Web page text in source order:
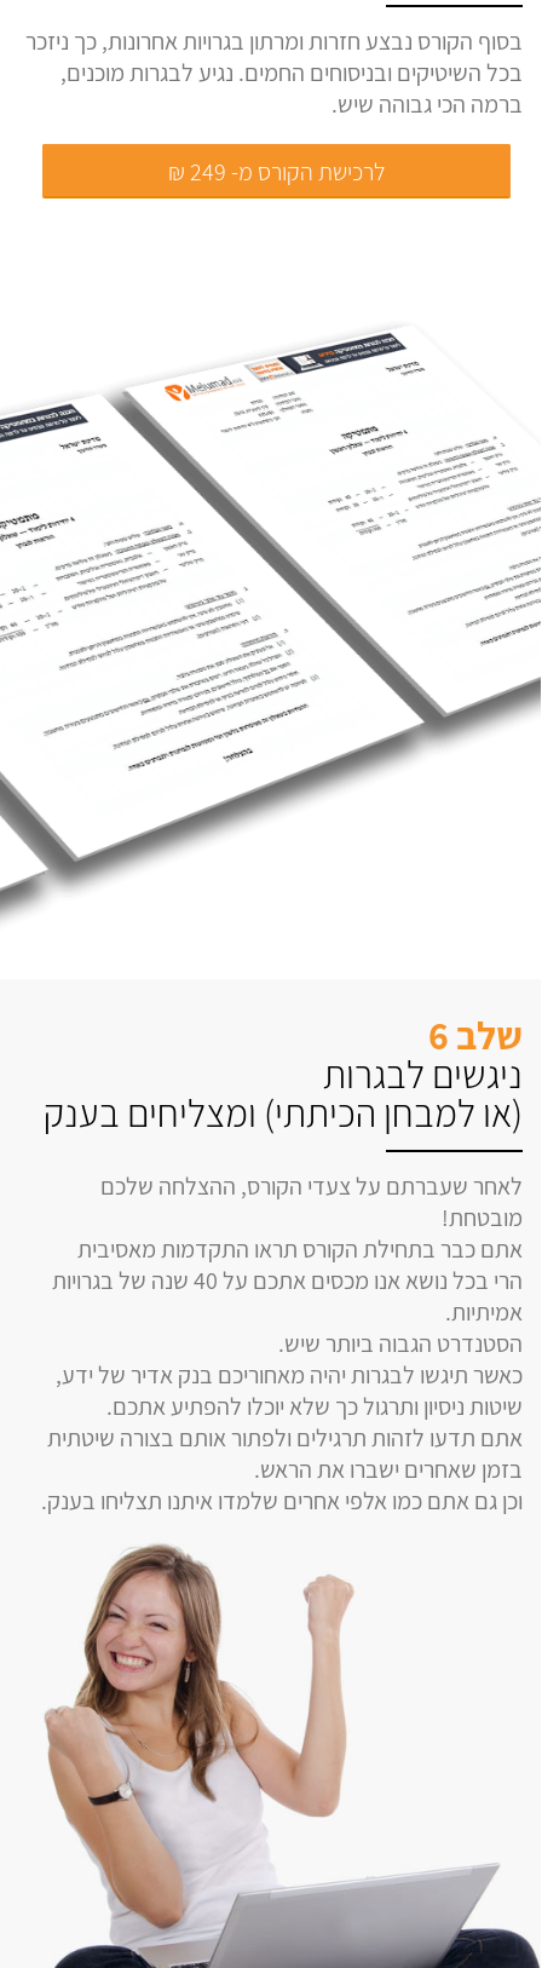
בסוף הקורס נבצע חזרות ומרתון בגרויות אחרונות, כך ניזכר
בכל השיטיקים ובניסוחים החמים. נגיע לבגרות מוכנים,
ברמה הכי גבוהה שיש.
לרכישת הקורס מ- 249 ₪
שלב 6
ניגשים לבגרות
(או למבחן הכיתתי) ומצליחים בענק
לאחר שעברתם על צעדי הקורס, ההצלחה שלכם
מובטחת!
אתם כבר בתחילת הקורס תראו התקדמות מאסיבית
הרי בכל נושא אנו מכסים אתכם על 40 שנה של בגרויות
אמיתיות.
הסטנדרט הגבוה ביותר שיש.
כאשר תיגשו לבגרות יהיה מאחוריכם בנק אדיר של ידע,
שיטות ניסיון ותרגול כך שלא יוכלו להפתיע אתכם.
אתם תדעו לזהות תרגילים ולפתור אותם בצורה שיטתית
בזמן שאחרים ישברו את הראש.
וכן גם אתם כמו אלפי אחרים שלמדו איתנו תצליחו בענק.